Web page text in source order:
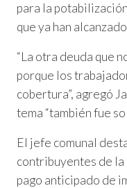
para la
que ya han
“La otra deuda que
porque los
cobertura”, agregó
tema “también fue
El jefe comunal
contribuyentes de
pago anticipado de